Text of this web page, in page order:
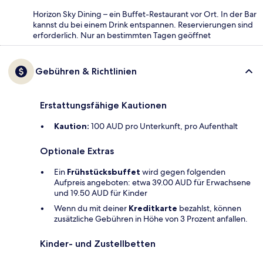
Horizon Sky Dining – ein Buffet-Restaurant vor Ort. In der Bar
kannst du bei einem Drink entspannen. Reservierungen sind
erforderlich. Nur an bestimmten Tagen geöffnet
Gebühren & Richtlinien
Erstattungsfähige Kautionen
Kaution: 100 AUD pro Unterkunft, pro Aufenthalt
Optionale Extras
Ein Frühstücksbuffet wird gegen folgenden
Aufpreis angeboten: etwa 39.00 AUD für Erwachsene
und 19.50 AUD für Kinder
Wenn du mit deiner Kreditkarte bezahlst, können
zusätzliche Gebühren in Höhe von 3 Prozent anfallen.
Kinder- und Zustellbetten